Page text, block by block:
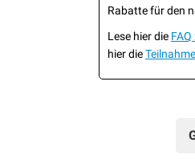
Rabatte für den
Lese hier die
hier die